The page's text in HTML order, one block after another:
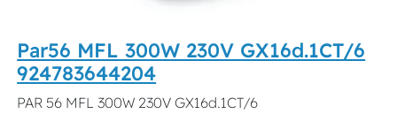
Par56 MFL 300W 230V GX16d.1CT/6
924783644204
PAR 56 MFL 300W 230V GX16d.1CT/6